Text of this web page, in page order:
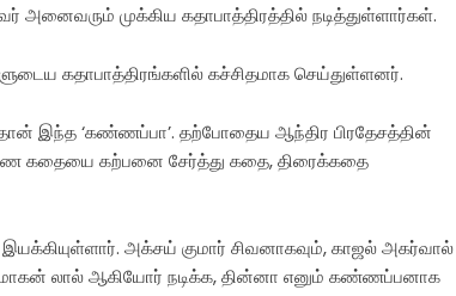
அனைவரும் முக்கிய கதாபாத்திரத்தில் நடித்துள்ளார்கள்.
கதாபாத்திரங்களில் கச்சிதமாக செய்துள்ளனர்.
இந்த ‘கண்ணப்பா’. தற்போதைய ஆந்திர பிரதேசத்தின்
கதையை கற்பனை சேர்த்து கதை, திரைக்கதை
அக்சய் குமார் சிவனாகவும், காஜல் அகர்வால்
மோகன் லால் ஆகியோர் நடிக்க, தின்னா எனும் கண்ணப்பனாக